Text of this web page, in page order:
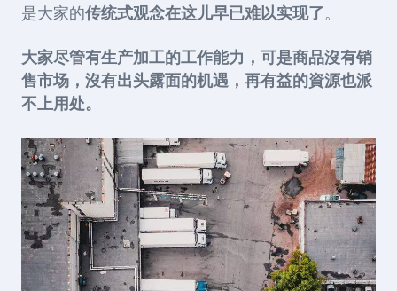
是大家的传统式观念在这儿早已难以实现了 。
大家尽管有生产加工的工作能力，可是商品沒有销
售市场，沒有出头露面的机遇，再有益的資源也派
不上用处。